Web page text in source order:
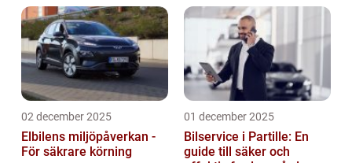
02 december 2025
Elbilens miljöpåverkan -
För säkrare körning
01 december 2025
Bilservice i Partille: En
guide till säker och